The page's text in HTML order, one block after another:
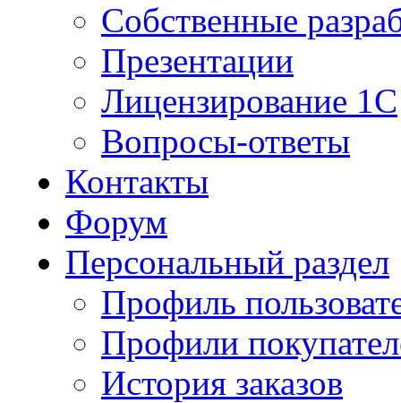
Собственные
Презентации
Лицензирование 1С
Вопросы-ответы
Контакты
Форум
Персональный раздел
Профиль
Профили
История заказов